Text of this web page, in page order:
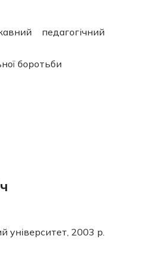
педагогічний
боротьби
університет, 2003 р.